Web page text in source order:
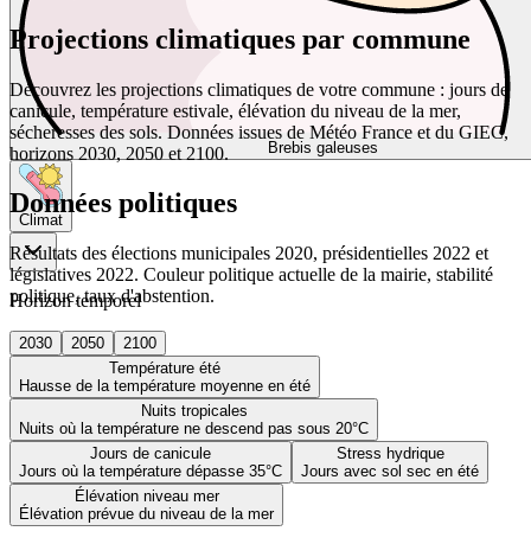
Brebis galeuses
Climat
Horizon temporel
2030 2050
2100
Température été
Hausse de la température moyenne en été
Nuits tropicales
Nuits où la température ne descend pas sous 20°C
Jours de canicule
Jours où la température dépasse 35°C
Stress hydrique
Jours avec sol sec en été
Élévation niveau mer
Élévation prévue du niveau de la mer
Projections climatiques par commune
Découvrez les projections climatiques de votre commune : jours de
canicule, température estivale, élévation du niveau de la mer,
sécheresses des sols. Données issues de Météo France et du GIEC,
horizons 2030, 2050 et 2100.
Données politiques
Résultats des élections municipales 2020, présidentielles 2022 et
législatives 2022. Couleur politique actuelle de la mairie, stabilité
politique, taux d'abstention.